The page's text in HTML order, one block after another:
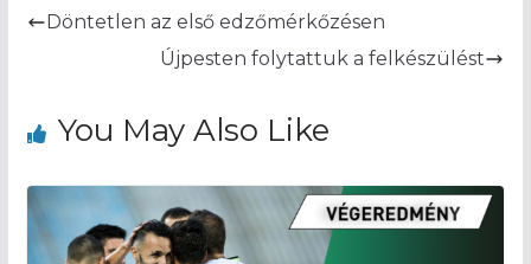
Döntetlen az első edzőmérkőzésen
Újpesten folytattuk a felkészülést
You May Also Like